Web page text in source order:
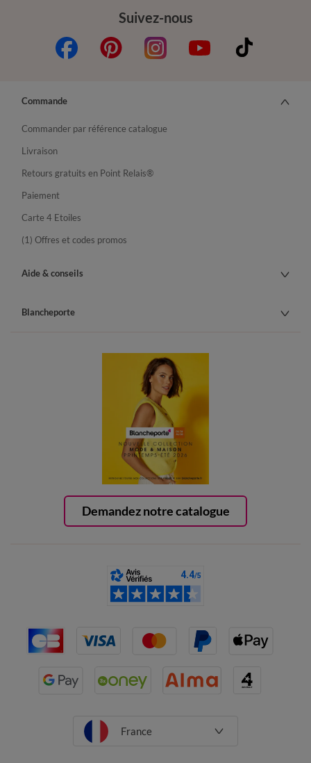
Suivez-nous
Demandez notre catalogue
Commande
Commander par référence catalogue
Livraison
Retours gratuits en Point Relais®
Paiement
Carte 4 Etoiles
(1) Offres et codes promos
Aide & conseils
Blancheporte
France